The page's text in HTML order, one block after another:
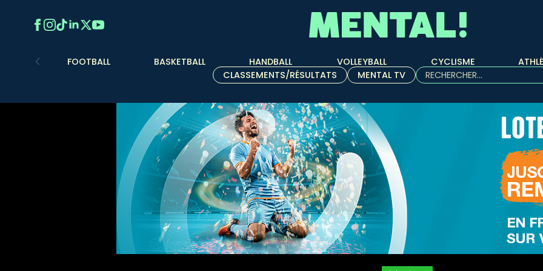
FOOTBALL BASKETBALL HANDBALL VOLLEYBALL CYCLISME
CLASSEMENTS/RÉSULTATS
MENTAL TV
Rechercher :